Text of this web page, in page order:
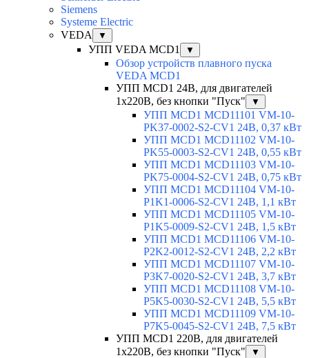
Siemens
Systeme Electric
VEDA
▼
УПП VEDA MCD1 ▼
Обзор устройств плавного пуска
VEDA MCD1
УПП MCD1 24В, для двигателей
1х220В, без кнопки "Пуск"
▼
УПП MCD1 MCD11101 VM-10-
PK37-0002-S2-CV1 24В, 0,37 кВт
УПП MCD1 MCD11102 VM-10-
PK55-0003-S2-CV1 24В, 0,55 кВт
УПП MCD1 MCD11103 VM-10-
PK75-0004-S2-CV1 24В, 0,75 кВт
УПП MCD1 MCD11104 VM-10-
P1K1-0006-S2-CV1 24В, 1,1 кВт
УПП MCD1 MCD11105 VM-10-
P1K5-0009-S2-CV1 24В, 1,5 кВт
УПП MCD1 MCD11106 VM-10-
P2K2-0012-S2-CV1 24В, 2,2 кВт
УПП MCD1 MCD11107 VM-10-
P3K7-0020-S2-CV1 24В, 3,7 кВт
УПП MCD1 MCD11108 VM-10-
P5K5-0030-S2-CV1 24В, 5,5 кВт
УПП MCD1 MCD11109 VM-10-
P7K5-0045-S2-CV1 24В, 7,5 кВт
УПП MCD1 220В, для двигателей
1х220В, без кнопки "Пуск"
▼